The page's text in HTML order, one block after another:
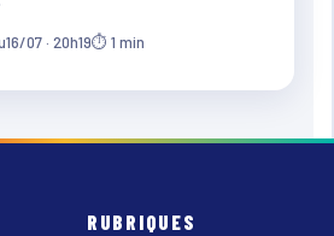
16/07 · 20h19⏱ 1 min
RUBRIQUES